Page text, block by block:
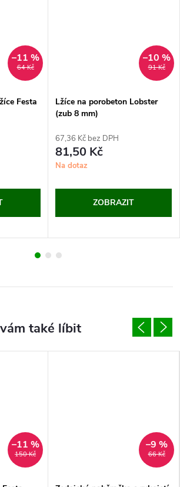
64 Kč
–11 %
Festa
91 Kč
–10 %
Lžíce na porobeton Lobster
(zub 8 mm)
67,36 Kč bez DPH
81,50 Kč
Na dotaz
ZOBRAZIT
150 Kč
–11 %
66 Kč
–9 %